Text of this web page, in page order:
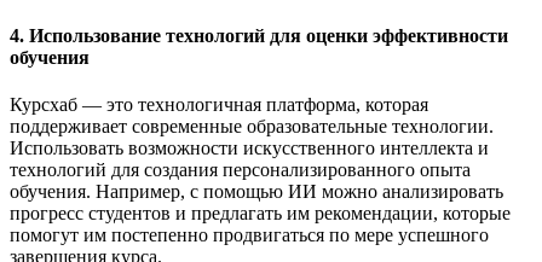
4. Использование технологий для оценки эффективности
обучения
Курсхаб — это технологичная платформа, которая
поддерживает современные образовательные технологии.
Использовать возможности искусственного интеллекта и
технологий для создания персонализированного опыта
обучения. Например, с помощью ИИ можно анализировать
прогресс студентов и предлагать им рекомендации, которые
помогут им постепенно продвигаться по мере успешного
завершения курса.